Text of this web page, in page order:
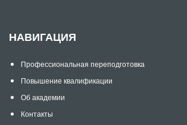
НАВИГАЦИЯ
Профессиональная переподготовка
Повышение квалификации
Об академии
Контакты